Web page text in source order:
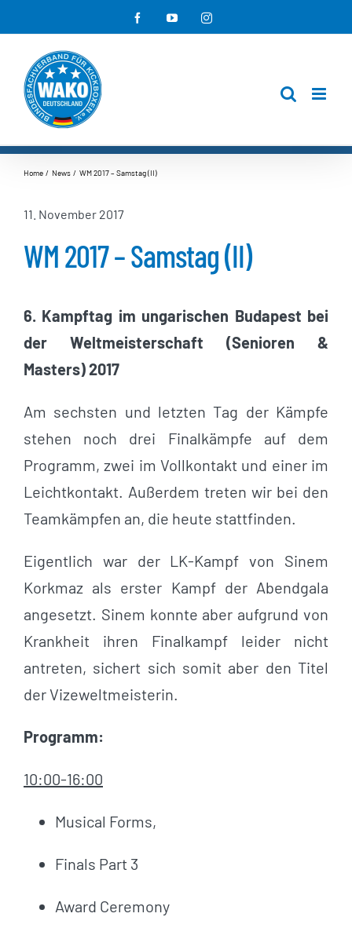
Inhalt
springen
FacebookYouTubeInstagram
Home News WM 2017 – Samstag (II)
11. November 2017
WM 2017 – Samstag (II)
6. Kampftag im ungarischen Budapest bei
der Weltmeisterschaft (Senioren &
Masters) 2017
Am sechsten und letzten Tag der Kämpfe
stehen noch drei Finalkämpfe auf dem
Programm, zwei im Vollkontakt und einer im
Leichtkontakt. Außerdem treten wir bei den
Teamkämpfen an, die heute stattfinden.
Eigentlich war der LK-Kampf von Sinem
Korkmaz als erster Kampf der Abendgala
angesetzt. Sinem konnte aber aufgrund von
Krankheit ihren Finalkampf leider nicht
antreten, sichert sich somit aber den Titel
der Vizeweltmeisterin.
Programm:
10:00-16:00
Musical Forms,
Finals Part 3
Award Ceremony